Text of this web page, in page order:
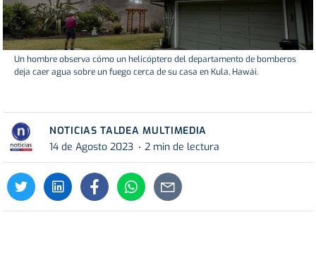
Un hombre observa cómo un helicóptero del departamento de bomberos
deja caer agua sobre un fuego cerca de su casa en Kula, Hawái.
NOTICIAS TALDEA MULTIMEDIA
14 de Agosto 2023
2 min de lectura